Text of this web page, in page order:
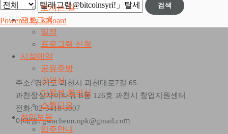
오시는 길
프로그램
일정
프로그램 신청
시설예약
공유주방
강의실
다목적 회의실
스튜디오
창업보육
입주안내
검색
Powered by KBoard
주소: 경기도 과천시 과천대로7길 65
과천상상자이타워 B동 126호 과천시 창업지원센터
전화: 02-3418-3007
이메일: gwacheon.opk@gmail.com